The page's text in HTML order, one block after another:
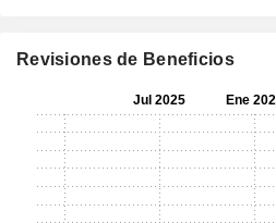
Revisiones de Beneficios